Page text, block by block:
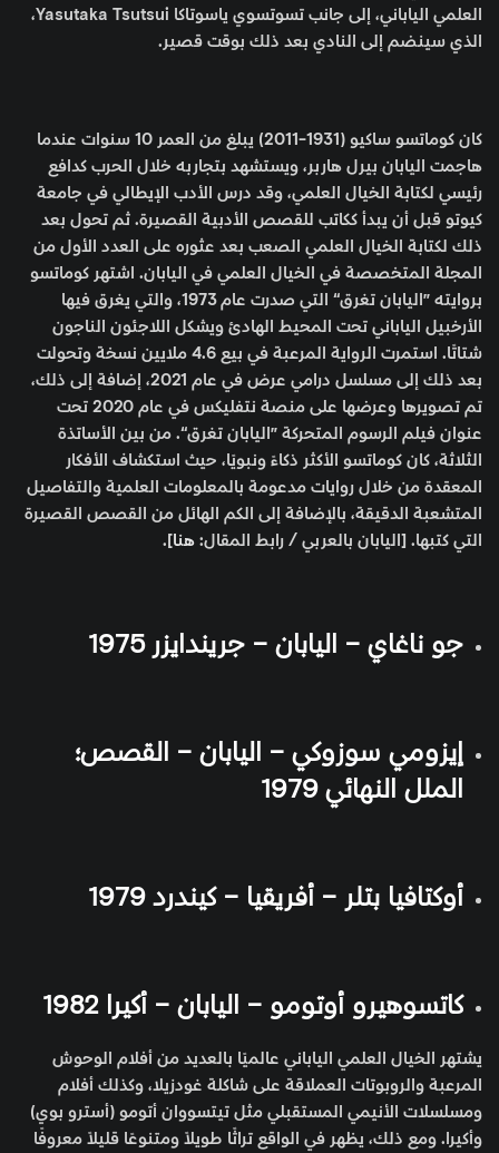
العلمي الياباني، إلى جانب تسوتسوي ياسوتاكا Yasutaka Tsutsui،
الذي سينضم إلى النادي بعد ذلك بوقت قصير.
كان كوماتسو ساكيو (1931-2011) يبلغ من العمر 10 سنوات عندما
هاجمت اليابان بيرل هاربر، ويستشهد بتجاربه خلال الحرب كدافع
رئيسي لكتابة الخيال العلمي، وقد درس الأدب الإيطالي في جامعة
كيوتو قبل أن يبدأ ككاتب للقصص الأدبية القصيرة. ثم تحول بعد
ذلك لكتابة الخيال العلمي الصعب بعد عثوره على العدد الأول من
المجلة المتخصصة في الخيال العلمي في اليابان. اشتهر كوماتسو
بروايته ”اليابان تغرق“ التي صدرت عام 1973، والتي يغرق فيها
الأرخبيل الياباني تحت المحيط الهادئ ويشكل اللاجئون الناجون
شتاتًا. استمرت الرواية المرعبة في بيع 4.6 ملايين نسخة وتحولت
بعد ذلك إلى مسلسل درامي عرض في عام 2021، إضافة إلى ذلك،
تم تصويرها وعرضها على منصة نتفليكس في عام 2020 تحت
عنوان فيلم الرسوم المتحركة ”اليابان تغرق“. من بين الأساتذة
الثلاثة، كان كوماتسو الأكثر ذكاءً ونبويًا، حيث استكشاف الأفكار
المعقدة من خلال روايات مدعومة بالمعلومات العلمية والتفاصيل
المتشعبة الدقيقة، بالإضافة إلى الكم الهائل من القصص القصيرة
التي كتبها. [اليابان بالعربي / رابط المقال: هنا].
جو ناغاي – اليابان – جريندايزر 1975
إيزومي سوزوكي – اليابان – القصص؛
الملل النهائي 1979
أوكتافيا بتلر – أفريقيا – كيندرد 1979
كاتسوهيرو أوتومو – اليابان – أكيرا 1982
يشتهر الخيال العلمي الياباني عالميًا بالعديد من أفلام الوحوش
المرعبة والروبوتات العملاقة على شاكلة غودزيلا، وكذلك أفلام
ومسلسلات الأنيمي المستقبلي مثل تيتسووان أتومو (أسترو بوي)
وأكيرا. ومع ذلك، يظهر في الواقع تراثًا طويلاً ومتنوعًا قليلاً معروفًا